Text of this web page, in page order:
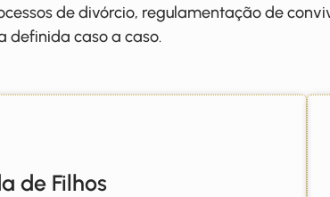
de divórcio, regulamentação de
definida caso a caso.
de Filhos